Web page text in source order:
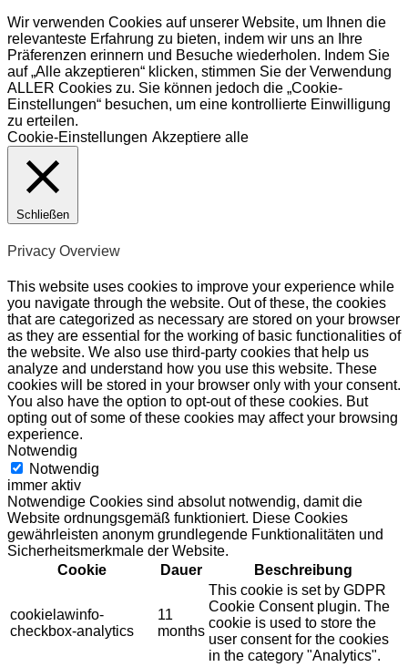
Wir verwenden Cookies auf unserer Website, um Ihnen die
relevanteste Erfahrung zu bieten, indem wir uns an Ihre
Präferenzen erinnern und Besuche wiederholen. Indem Sie
auf „Alle akzeptieren“ klicken, stimmen Sie der Verwendung
ALLER Cookies zu. Sie können jedoch die „Cookie-
Einstellungen“ besuchen, um eine kontrollierte Einwilligung
zu erteilen.
Cookie-Einstellungen Akzeptiere alle
Schließen
Privacy Overview
This website uses cookies to improve your experience while
you navigate through the website. Out of these, the cookies
that are categorized as necessary are stored on your browser
as they are essential for the working of basic functionalities of
the website. We also use third-party cookies that help us
analyze and understand how you use this website. These
cookies will be stored in your browser only with your consent.
You also have the option to opt-out of these cookies. But
opting out of some of these cookies may affect your browsing
experience.
Notwendig
Notwendig
immer aktiv
Notwendige Cookies sind absolut notwendig, damit die
Website ordnungsgemäß funktioniert. Diese Cookies
gewährleisten anonym grundlegende Funktionalitäten und
Sicherheitsmerkmale der Website.
Cookie
Dauer Beschreibung
cookielawinfo-
checkbox-analytics
11
months
This cookie is set by GDPR
Cookie Consent plugin. The
cookie is used to store the
user consent for the cookies
in the category "Analytics".